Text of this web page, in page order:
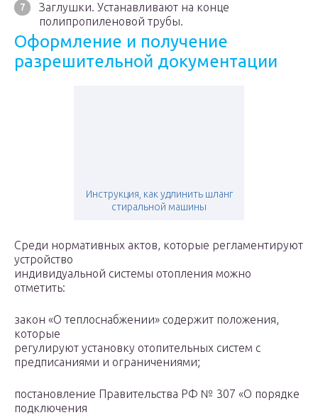
Заглушки. Устанавливают на конце
полипропиленовой трубы.
Оформление и получение
разрешительной документации
Инструкция, как удлинить шланг
стиральной машины
Среди нормативных актов, которые регламентируют
устройство
индивидуальной системы отопления можно
отметить:
закон «О теплоснабжении» содержит положения,
которые
регулируют установку отопительных систем с
предписаниями и ограничениями;
постановление Правительства РФ № 307 «О порядке
подключения